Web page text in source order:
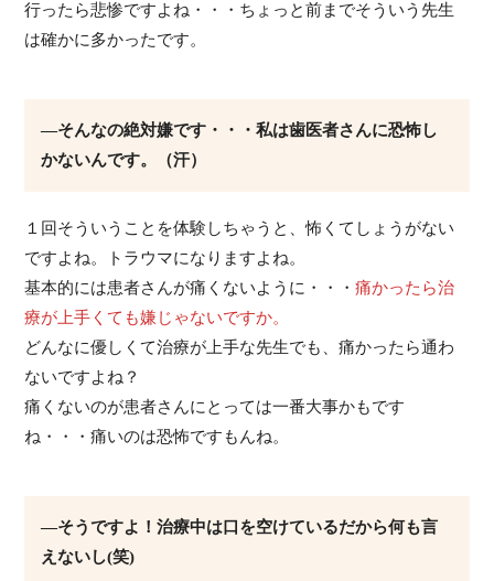
行ったら悲惨ですよね・・・ちょっと前までそういう先生
は確かに多かったです。
―そんなの絶対嫌です・・・私は歯医者さんに恐怖し
かないんです。（汗）
１回そういうことを体験しちゃうと、怖くてしょうがない
ですよね。トラウマになりますよね。
基本的には患者さんが痛くないように・・・痛かったら治
療が上手くても嫌じゃないですか。
どんなに優しくて治療が上手な先生でも、痛かったら通わ
ないですよね？
痛くないのが患者さんにとっては一番大事かもです
ね・・・痛いのは恐怖ですもんね。
―そうですよ！治療中は口を空けているだから何も言
えないし(笑)